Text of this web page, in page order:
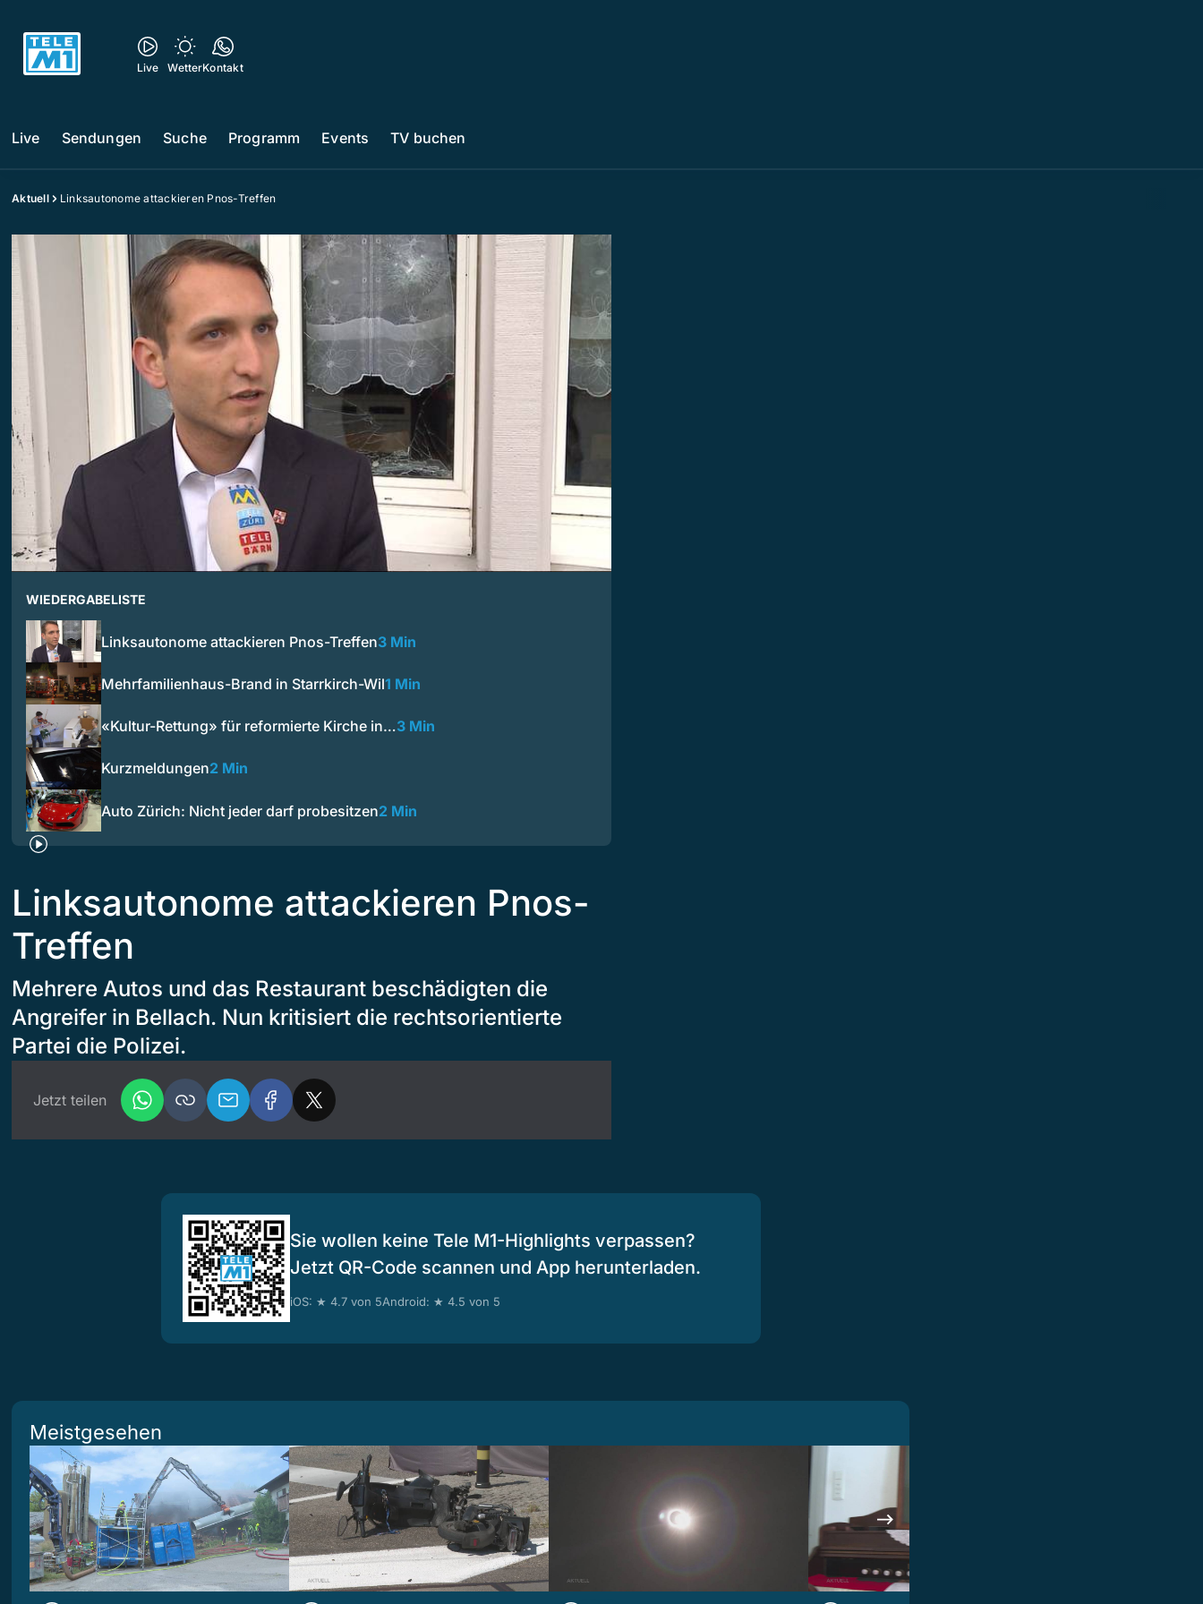
Live WetterKontakt
Live Sendungen Suche Programm Events TV buchen
Aktuell Linksautonome attackieren Pnos-Treffen
WIEDERGABELISTE
Linksautonome attackieren Pnos-Treffen3 Min
Mehrfamilienhaus-Brand in Starrkirch-Wil1 Min
«Kultur-Rettung» für reformierte Kirche in…3 Min
Kurzmeldungen2 Min
Auto Zürich: Nicht jeder darf probesitzen2 Min
Linksautonome attackieren Pnos-
Treffen
Mehrere Autos und das Restaurant beschädigten die
Angreifer in Bellach. Nun kritisiert die rechtsorientierte
Partei die Polizei.
Jetzt teilen
Sie wollen keine Tele M1-Highlights verpassen?
Jetzt QR-Code scannen und App herunterladen.
iOS: ★ 4.7 von 5Android: ★ 4.5 von 5
Meistgesehen